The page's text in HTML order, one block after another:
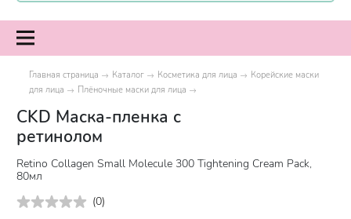
Главная страница Каталог Косметика для лица
Корейские маски
для лица
Плёночные маски для лица
CKD Маска-пленка с
ретинолом
Retino Collagen Small Molecule 300 Tightening Cream Pack,
80мл
(0)